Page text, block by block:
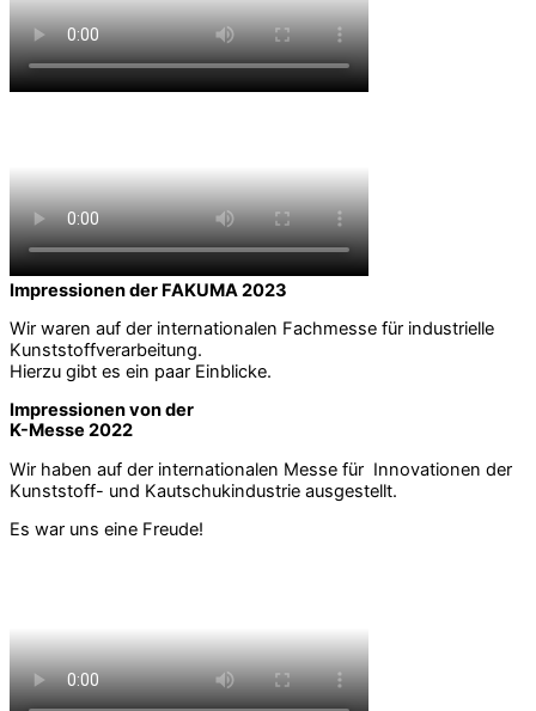
Impressionen der FAKUMA 2023​
Wir waren auf der internationalen Fachmesse für industrielle
Kunststoffverarbeitung.
Hierzu gibt es ein paar Einblicke.
Impressionen von der
K-Messe 2022
Wir haben auf der internationalen Messe für Innovationen der
Kunststoff- und Kautschukindustrie ausgestellt.
Es war uns eine Freude!